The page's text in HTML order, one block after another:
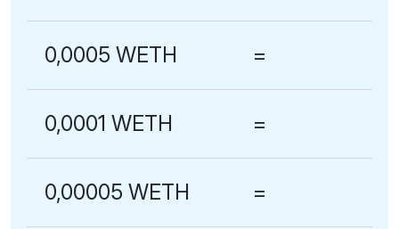
0,0005 WETH =
0,0001 WETH =
0,00005 WETH =